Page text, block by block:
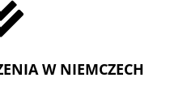
W NIEMCZECH